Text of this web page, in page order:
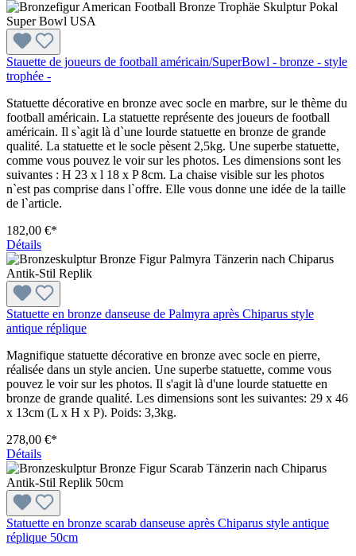
Stauette de joueurs de football américain/SuperBowl - bronze - style
trophée -
Statuette décorative en bronze avec socle en marbre, sur le thème du
football américain. La statuette représente des joueurs de football
américain. Il s`agit là d`une lourde statuette en bronze de grande
qualité. La statuette et le socle pèsent 2,5kg. Une superbe statuette,
comme vous pouvez le voir sur les photos. Les dimensions sont les
suivantes : H 23 x l 18 x P 8cm. La chaise visible sur les photos
n`est pas comprise dans l`offre. Elle vous donne une idée de la taille
de l`article.
182,00 €*
Détails
Statuette en bronze danseuse de Palmyra après Chiparus style
antique réplique
Magnifique statuette décorative en bronze avec socle en pierre,
réalisée dans un style ancien. Une superbe statuette, comme vous
pouvez le voir sur les photos. Il s'agit là d'une lourde statuette en
bronze de grande qualité. Les dimensions sont les suivantes: 29 x 46
x 13cm (L x H x P). Poids: 3,3kg.
278,00 €*
Détails
Statuette en bronze scarab danseuse après Chiparus style antique
réplique 50cm